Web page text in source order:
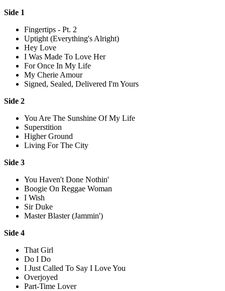
Side 1
Fingertips - Pt. 2
Uptight (Everything's Alright)
Hey Love
I Was Made To Love Her
For Once In My Life
My Cherie Amour
Signed, Sealed, Delivered I'm Yours
Side 2
You Are The Sunshine Of My Life
Superstition
Higher Ground
Living For The City
Side 3
You Haven't Done Nothin'
Boogie On Reggae Woman
I Wish
Sir Duke
Master Blaster (Jammin')
Side 4
That Girl
Do I Do
I Just Called To Say I Love You
Overjoyed
Part-Time Lover